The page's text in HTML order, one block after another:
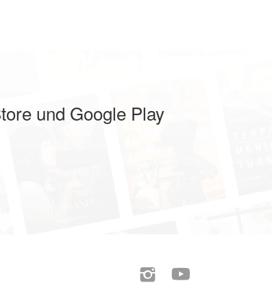
und Google Play
 